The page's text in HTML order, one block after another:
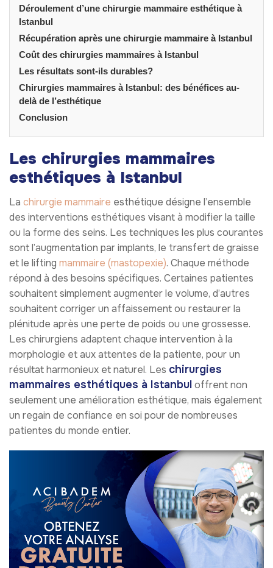
Déroulement d’une chirurgie mammaire esthétique à
Istanbul
Récupération après une chirurgie mammaire à Istanbul
Coût des chirurgies mammaires à Istanbul
Les résultats sont-ils durables?
Chirurgies mammaires à Istanbul: des bénéfices au-
delà de l’esthétique
Conclusion
Les chirurgies mammaires
esthétiques à Istanbul
La chirurgie mammaire esthétique désigne l’ensemble
des interventions esthétiques visant à modifier la taille
ou la forme des seins. Les techniques les plus courantes
sont l’augmentation par implants, le transfert de graisse
et le lifting mammaire (mastopexie). Chaque méthode
répond à des besoins spécifiques. Certaines patientes
souhaitent simplement augmenter le volume, d’autres
souhaitent corriger un affaissement ou restaurer la
plénitude après une perte de poids ou une grossesse.
Les chirurgiens adaptent chaque intervention à la
morphologie et aux attentes de la patiente, pour un
résultat harmonieux et naturel. Les chirurgies
mammaires esthétiques à Istanbuloffrent non
seulement une amélioration esthétique, mais également
un regain de confiance en soi pour de nombreuses
patientes du monde entier.